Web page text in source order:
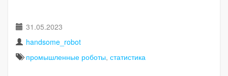
31.05.2023
handsome_robot
промышленные роботы, статистика